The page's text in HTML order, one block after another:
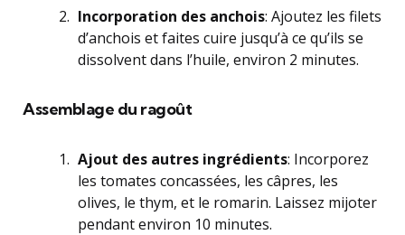
Incorporation des anchois: Ajoutez les filets
d’anchois et faites cuire jusqu’à ce qu’ils se
dissolvent dans l’huile, environ 2 minutes.
Assemblage du ragoût
Ajout des autres ingrédients: Incorporez
les tomates concassées, les câpres, les
olives, le thym, et le romarin. Laissez mijoter
pendant environ 10 minutes.